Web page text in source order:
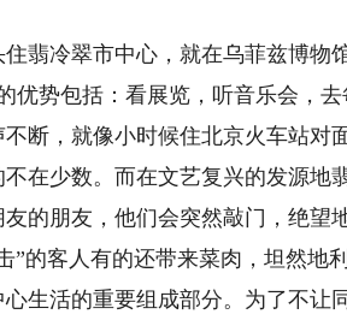
冷翠市中心，就在乌菲兹博物
优势包括：看展览，听音乐会，
断，就像小时候住北京火车站对
在少数。而在文艺复兴的发源地
的朋友，他们会突然敲门，绝望
”的客人有的还带来菜肉，坦然地
生活的重要组成部分。为了不让